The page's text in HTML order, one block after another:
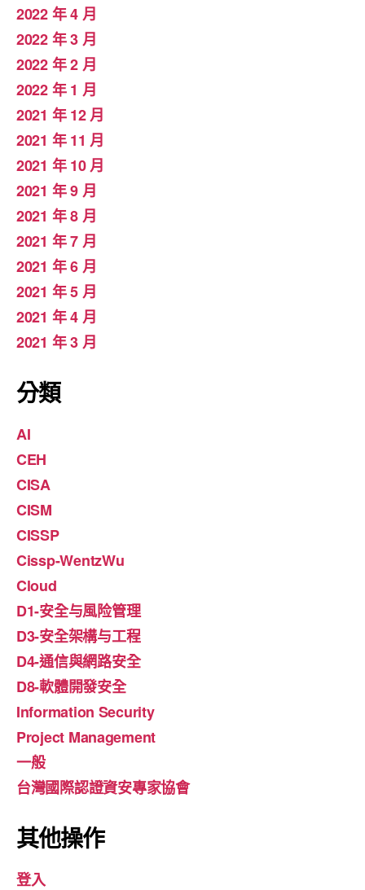
2022 年 4 月
2022 年 3 月
2022 年 2 月
2022 年 1 月
2021 年 12 月
2021 年 11 月
2021 年 10 月
2021 年 9 月
2021 年 8 月
2021 年 7 月
2021 年 6 月
2021 年 5 月
2021 年 4 月
2021 年 3 月
分類
AI
CEH
CISA
CISM
CISSP
Cissp-WentzWu
Cloud
D1-安全与風险管理
D3-安全架構与工程
D4-通信與網路安全
D8-軟體開發安全
Information Security
Project Management
一般
台灣國際認證資安專家協會
其他操作
登入